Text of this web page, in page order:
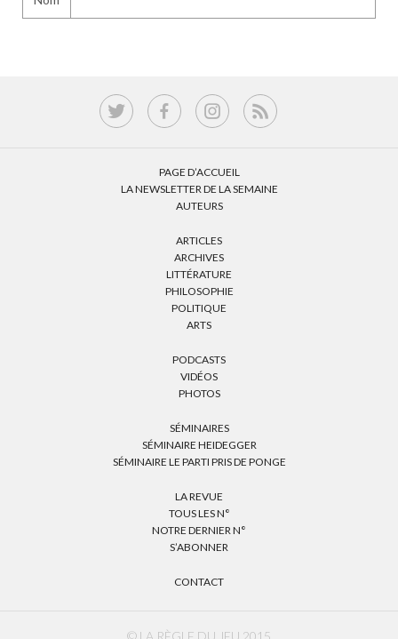
PAGE D’ACCUEIL
LA NEWSLETTER DE LA SEMAINE
AUTEURS
ARTICLES
ARCHIVES
LITTÉRATURE
PHILOSOPHIE
POLITIQUE
ARTS
PODCASTS
VIDÉOS
PHOTOS
SÉMINAIRES
SÉMINAIRE HEIDEGGER
SÉMINAIRE LE PARTI PRIS DE PONGE
LA REVUE
TOUS LES N°
NOTRE DERNIER N°
S’ABONNER
CONTACT
© LA RÈGLE DU JEU 2015